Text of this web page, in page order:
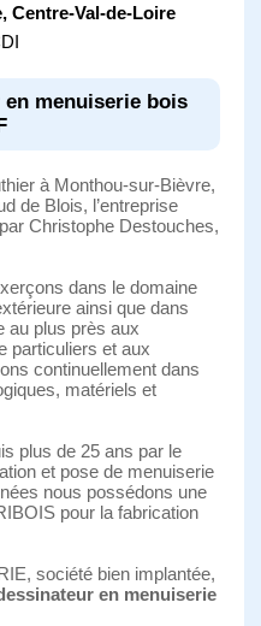
, Centre-Val-de-Loire
menuiserie bois
à Monthou-sur-Bièvre,
de Blois, l’entreprise
Christophe Destouches,
dans le domaine
ainsi que dans
au plus près aux
particuliers et aux
continuellement dans
matériels et
plus de 25 ans par le
et pose de menuiserie
nous possédons une
pour la fabrication
société bien implantée,
en menuiserie